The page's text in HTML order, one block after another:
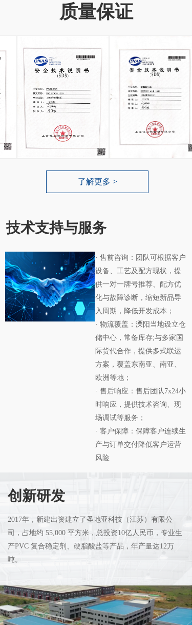
质量保证
了解更多 >
技术支持与服务
· 售前咨询：团队可根据客户
设备、工艺及配方现状，提
供一对一牌号推荐、配方优
化与故障诊断，缩短新品导
入周期，降低开发成本；
· 物流覆盖：溧阳当地设立仓
储中心，常备库存;与多家国
际货代合作，提供多式联运
方案，覆盖东南亚、南亚、
欧洲等地；
· 售后响应：售后团队7x24小
时响应，提供技术咨询、现
场调试等服务；
· 客户保障：保障客户连续生
产与订单交付降低客户运营
风险
创新研发
2017年，新建出资建立了圣地亚科技（江苏）有限公
司，占地约 55,000 平方米，总投资10亿人民币，专业生
产PVC 复合稳定剂、硬脂酸盐等产品，年产量达12万
吨。